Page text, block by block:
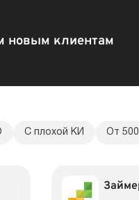
новым клиентам
С плохой КИ От